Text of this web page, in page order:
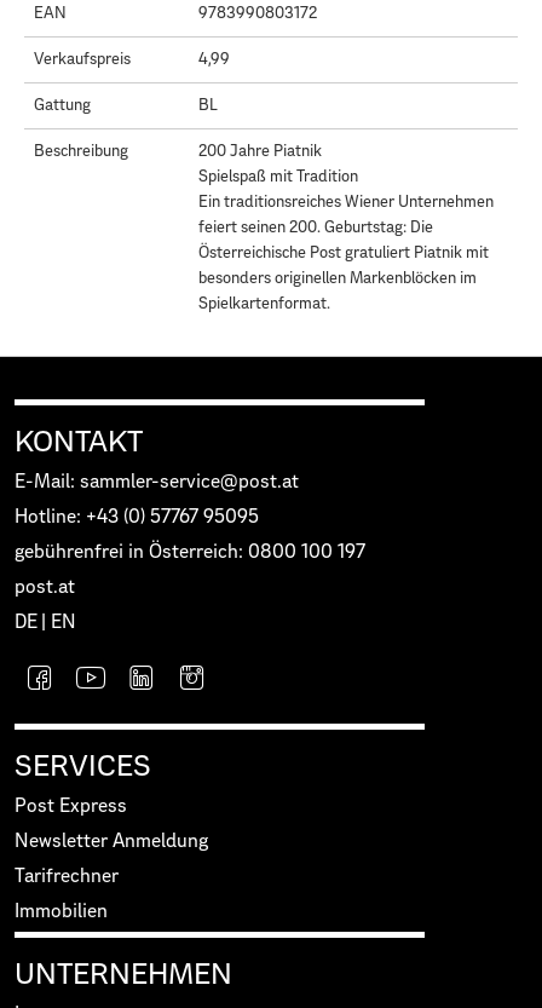
EAN 9783990803172
Verkaufspreis 4,99
Gattung BL
Beschreibung
200 Jahre Piatnik
Spielspaß mit Tradition
Ein traditionsreiches Wiener Unternehmen
feiert seinen 200. Geburtstag: Die
Österreichische Post gratuliert Piatnik mit
besonders originellen Markenblöcken im
Spielkartenformat.
KONTAKT
E-Mail: sammler-service@post.at
Hotline: +43 (0) 57767 95095
gebührenfrei in Österreich: 0800 100 197
post.at
DE
EN
SERVICES
Post Express
Newsletter Anmeldung
Tarifrechner
Immobilien
UNTERNEHMEN